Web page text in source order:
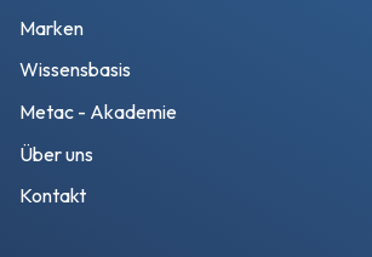
Marken
Wissensbasis
Metac - Akademie
Über uns
Kontakt